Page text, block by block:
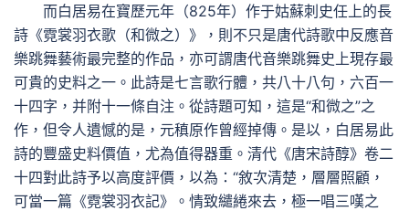
而白居易在寶歷元年（825年）作于姑蘇刺史任上的長
詩《霓裳羽衣歌（和微之）》，則不只是唐代詩歌中反應音
樂跳舞藝術最完整的作品，亦可謂唐代音樂跳舞史上現存最
可貴的史料之一。此詩是七言歌行體，共八十八句，六百一
十四字，并附十一條自注。從詩題可知，這是“和微之”之
作，但令人遺憾的是，元稹原作曾經掉傳。是以，白居易此
詩的豐盛史料價值，尤為值得器重。清代《唐宋詩醇》卷二
十四對此詩予以高度評價，以為：“敘次清楚，層層照顧，
可當一篇《霓裳羽衣記》。情致繾綣來去，極一唱三嘆之